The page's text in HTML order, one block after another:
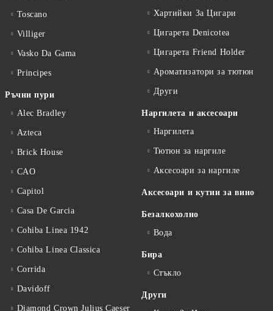
Toscano
Villiger
Vasko Da Gama
Principes
Ръчни пури
Alec Bradley
Azteca
Brick House
CAO
Capitol
Casa De Garcia
Cohiba Linea 1942
Cohiba Linea Classica
Corrida
Davidoff
Diamond Crown Julius Caeser
Хартийки За Цигари
Цигарета Denicotea
Цигарета Friend Holder
Ароматизатори за тютюн
Други
Наргилета и аксесоари
Наргилета
Тютюн за наргиле
Аксесоари за наргиле
Аксесоари и кутии за вино
Безалкохолно
Вода
Бира
Стъкло
Други